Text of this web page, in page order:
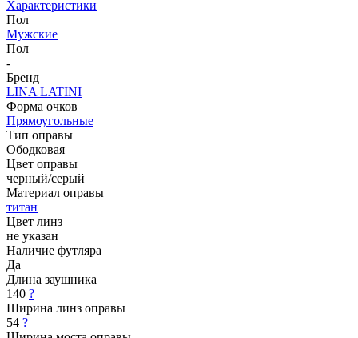
Характеристики
Пол
Мужские
Пол
-
Бренд
LINA LATINI
Форма очков
Прямоугольные
Тип оправы
Ободковая
Цвет оправы
черный/серый
Материал оправы
титан
Цвет линз
не указан
Наличие футляра
Да
Длина заушника
140 ?
Ширина линз оправы
54 ?